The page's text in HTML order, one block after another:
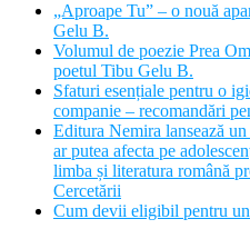
„Aproape Tu” – o nouă
Gelu B.
Volumul de poezie Prea
poetul Tibu Gelu B.
Sfaturi esențiale pentru o
companie – recomandări
Editura Nemira lansează
ar putea afecta pe
limba și literatura română
Cercetării
Cum devii eligibil pentru